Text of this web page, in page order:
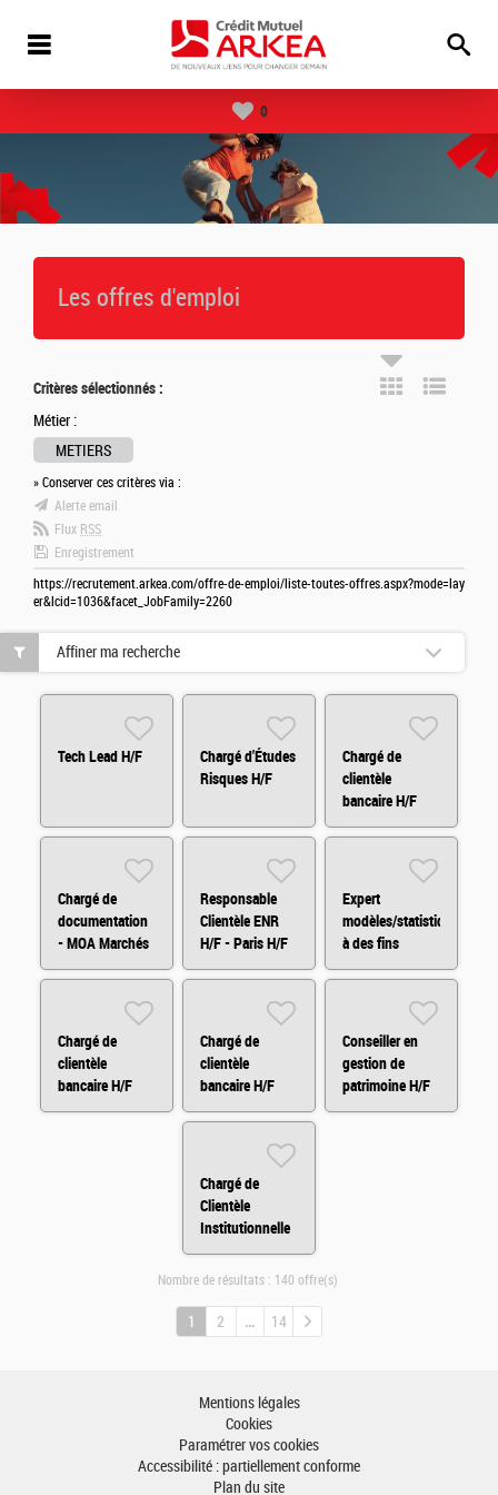
0
Les offres d'emploi
Critères sélectionnés :
Métier :
METIERS
» Conserver ces critères via :
Alerte email
Flux RSS
Enregistrement
https://recrutement.arkea.com/offre-de-emploi/liste-toutes-offres.aspx?mode=lay
er&lcid=1036&facet_JobFamily=2260
Tech Lead H/F
Chargé d'Études
Risques H/F
Chargé de
clientèle
bancaire H/F
Chargé de
documentation
- MOA Marchés
Financiers H/F
Responsable
Clientèle ENR
H/F - Paris H/F
Expert
modèles/statistiques
à des fins
d'audit H/F
Chargé de
clientèle
bancaire H/F
Chargé de
clientèle
bancaire H/F
Conseiller en
gestion de
patrimoine H/F
Chargé de
Clientèle
Institutionnelle
H/F
Affiner ma recherche
Nombre de résultats : 140 offre(s)
1 2 14
Mentions légales
Cookies
Paramétrer vos cookies
Accessibilité : partiellement conforme
Plan du site